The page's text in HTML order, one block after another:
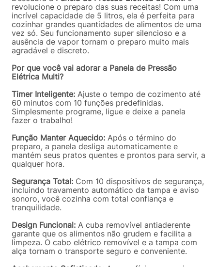
revolucione o preparo das suas receitas! Com uma
incrível capacidade de 5 litros, ela é perfeita para
cozinhar grandes quantidades de alimentos de uma
vez só. Seu funcionamento super silencioso e a
ausência de vapor tornam o preparo muito mais
agradável e discreto.
Por que você vai adorar a Panela de Pressão
Elétrica Multi?
Timer Inteligente: Ajuste o tempo de cozimento até
60 minutos com 10 funções predefinidas.
Simplesmente programe, ligue e deixe a panela
fazer o trabalho!
Função Manter Aquecido: Após o término do
preparo, a panela desliga automaticamente e
mantém seus pratos quentes e prontos para servir, a
qualquer hora.
Segurança Total: Com 10 dispositivos de segurança,
incluindo travamento automático da tampa e aviso
sonoro, você cozinha com total confiança e
tranquilidade.
Design Funcional: A cuba removível antiaderente
garante que os alimentos não grudem e facilita a
limpeza. O cabo elétrico removível e a tampa com
alça tornam o transporte seguro e conveniente.